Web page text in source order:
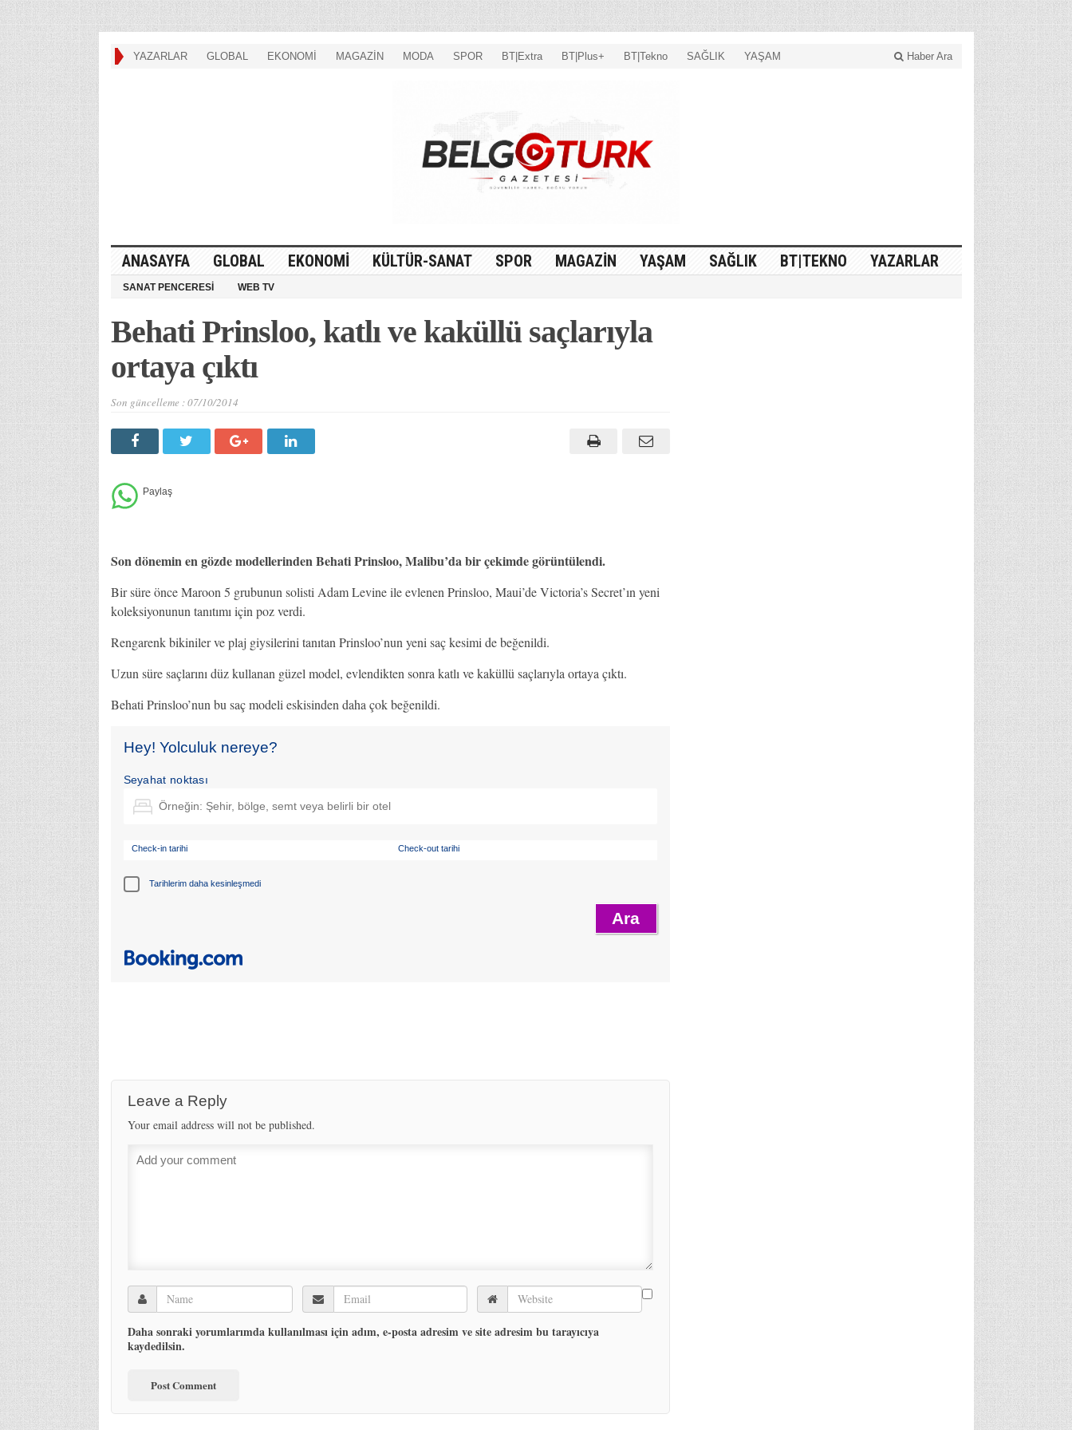
YAZARLAR GLOBAL EKONOMİ MAGAZİN MODA SPOR BT|Extra BT|Plus+ BT|Tekno SAĞLIK YAŞAM Haber Ara
ANASAYFA GLOBAL EKONOMİ KÜLTÜR-SANAT SPOR MAGAZİN YAŞAM SAĞLIK BT|TEKNO YAZARLAR
SANAT PENCERESİ WEB TV
Behati Prinsloo, katlı ve kaküllü saçlarıyla
ortaya çıktı
Son güncelleme :07/10/2014
Son dönemin en gözde modellerinden Behati Prinsloo, Malibu’da bir çekimde görüntülendi.
Bir süre önce Maroon 5 grubunun solisti Adam Levine ile evlenen Prinsloo, Maui’de Victoria’s Secret’ın yeni
koleksiyonunun tanıtımı için poz verdi.
Rengarenk bikiniler ve plaj giysilerini tanıtan Prinsloo’nun yeni saç kesimi de beğenildi.
Uzun süre saçlarını düz kullanan güzel model, evlendikten sonra katlı ve kaküllü saçlarıyla ortaya çıktı.
Behati Prinsloo’nun bu saç modeli eskisinden daha çok beğenildi.
Hey! Yolculuk nereye?
Seyahat noktası
Check-in tarihi Check-out tarihi
Tarihlerim daha kesinleşmedi
Leave a Reply
Your email address will not be published.
Daha sonraki yorumlarımda kullanılması için adım, e-posta adresim ve site adresim bu tarayıcıya
kaydedilsin.